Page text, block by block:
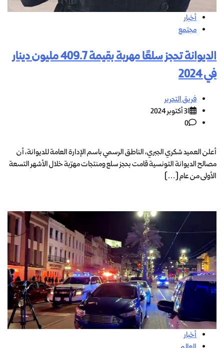
أخبار
مجتمع
الديوانة تحجز سلعًا مهربة بقيمة 409.7 مليون دينار
في 2024
فريق التحرير
31 أكتوبر 2024
0
أعلن العميد شكري الجبري، الناطق الرسمي باسم الإدارة العامة للديوانة، أن
مصالح الديوانة التونسية قامت بحجز سلع ومنتجات مهرّبة خلال الأشهر التسعة
الأولى من عام […]
أخبار